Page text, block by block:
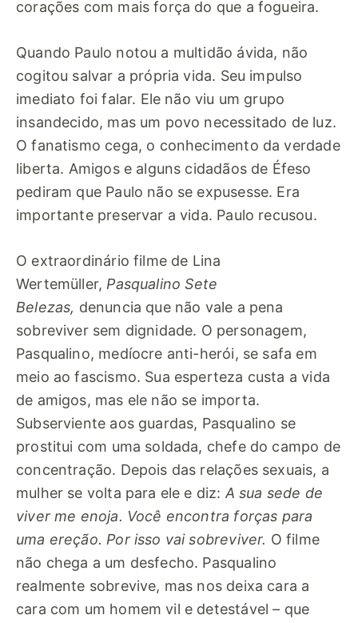
corações com mais força do que a fogueira.
Quando Paulo notou a multidão ávida, não
cogitou salvar a própria vida. Seu impulso
imediato foi falar. Ele não viu um grupo
insandecido, mas um povo necessitado de luz.
O fanatismo cega, o conhecimento da verdade
liberta. Amigos e alguns cidadãos de Éfeso
pediram que Paulo não se expusesse. Era
importante preservar a vida. Paulo recusou.
O extraordinário filme de Lina
Wertemüller, Pasqualino Sete
Belezas, denuncia que não vale a pena
sobreviver sem dignidade. O personagem,
Pasqualino, medíocre anti-herói, se safa em
meio ao fascismo. Sua esperteza custa a vida
de amigos, mas ele não se importa.
Subserviente aos guardas, Pasqualino se
prostitui com uma soldada, chefe do campo de
concentração. Depois das relações sexuais, a
mulher se volta para ele e diz: A sua sede de
viver me enoja. Você encontra forças para
uma ereção. Por isso vai sobreviver. O filme
não chega a um desfecho. Pasqualino
realmente sobrevive, mas nos deixa cara a
cara com um homem vil e detestável – que